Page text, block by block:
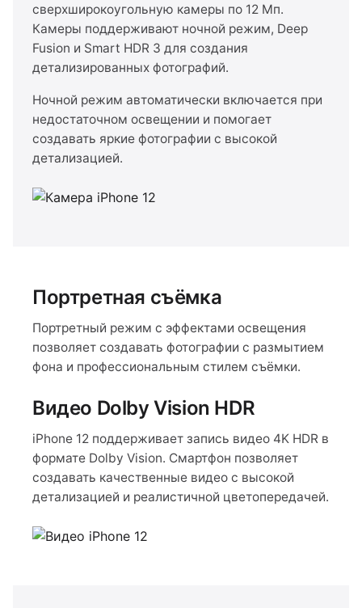
сверхширокоугольную камеры по 12 Мп.
Камеры поддерживают ночной режим, Deep
Fusion и Smart HDR 3 для создания
детализированных фотографий.
Ночной режим автоматически включается при
недостаточном освещении и помогает
создавать яркие фотографии с высокой
детализацией.
Портретная съёмка
Портретный режим с эффектами освещения
позволяет создавать фотографии с размытием
фона и профессиональным стилем съёмки.
Видео Dolby Vision HDR
iPhone 12 поддерживает запись видео 4K HDR в
формате Dolby Vision. Смартфон позволяет
создавать качественные видео с высокой
детализацией и реалистичной цветопередачей.